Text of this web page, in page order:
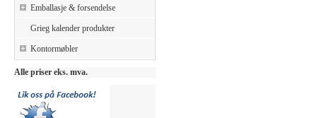
Emballasje & forsendelse
Grieg kalender produkter
Kontormøbler
Alle priser eks. mva.